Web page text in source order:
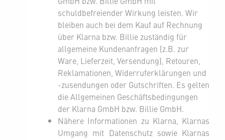
schuldbefreiender Wirkung leisten. Wir
bleiben auch bei dem Kauf auf Rechnung
über Klarna bzw. Billie zuständig für
allgemeine Kundenanfragen (z.B. zur
Ware, Lieferzeit, Versendung), Retouren,
Reklamationen, Widerruferklärungen und
-zusendungen oder Gutschriften. Es gelten
die Allgemeinen Geschäftsbedingungen
der Klarna GmbH bzw. Billie GmbH.
Nähere Informationen zu Klarna, Klarnas
Umgang mit Datenschutz sowie Klarnas